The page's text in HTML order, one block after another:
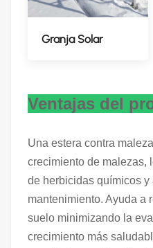
Granja Solar
Ventajas del
Una estera contra
crecimiento de malezas,
de herbicidas químicos y
mantenimiento. Ayuda a
suelo minimizando la
crecimiento más